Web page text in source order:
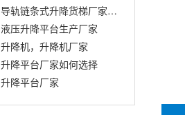
导轨链条式升降货梯厂家定制
液压升降平台生产厂家
升降机，升降机厂家
升降平台厂家如何选择
升降平台厂家